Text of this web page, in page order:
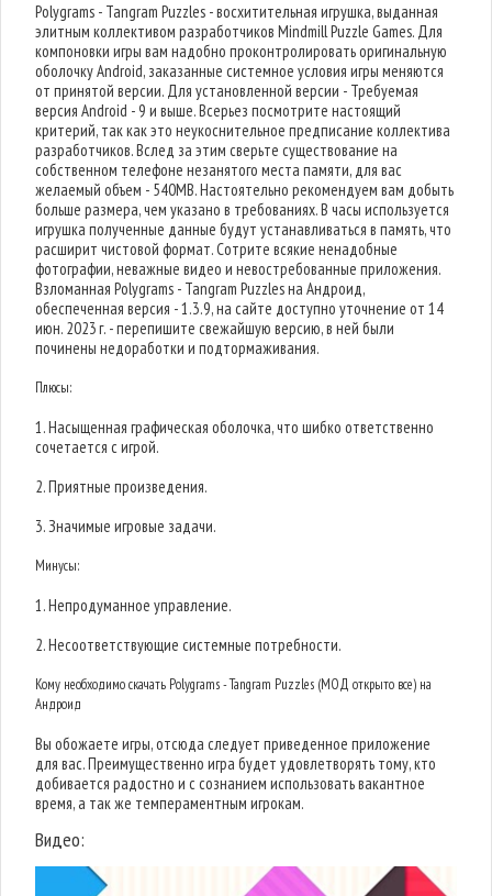
Polygrams - Tangram Puzzles - восхитительная игрушка, выданная
элитным коллективом разработчиков Mindmill Puzzle Games. Для
компоновки игры вам надобно проконтролировать оригинальную
оболочку Android, заказанные системное условия игры меняются
от принятой версии. Для установленной версии - Требуемая
версия Android - 9 и выше. Всерьез посмотрите настоящий
критерий, так как это неукоснительное предписание коллектива
разработчиков. Вслед за этим сверьте существование на
собственном телефоне незанятого места памяти, для вас
желаемый объем - 540MB. Настоятельно рекомендуем вам добыть
больше размера, чем указано в требованиях. В часы используется
игрушка полученные данные будут устанавливаться в память, что
расширит чистовой формат. Сотрите всякие ненадобные
фотографии, неважные видео и невостребованные приложения.
Взломанная Polygrams - Tangram Puzzles на Андроид,
обеспеченная версия - 1.3.9, на сайте доступно уточнение от 14
июн. 2023 г. - перепишите свежайшую версию, в ней были
починены недоработки и подтормаживания.
Плюсы:
1. Насыщенная графическая оболочка, что шибко ответственно
сочетается с игрой.
2. Приятные произведения.
3. Значимые игровые задачи.
Минусы:
1. Непродуманное управление.
2. Несоответствующие системные потребности.
Кому необходимо скачать Polygrams - Tangram Puzzles (МОД открыто все) на
Андроид
Вы обожаете игры, отсюда следует приведенное приложение
для вас. Преимущественно игра будет удовлетворять тому, кто
добивается радостно и с сознанием использовать вакантное
время, а так же темпераментным игрокам.
Видео: